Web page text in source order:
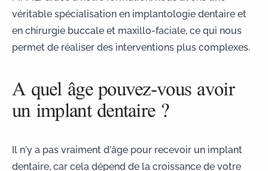
véritable spécialisation en implantologie dentaire et
en chirurgie buccale et maxillo-faciale, ce qui nous
permet de réaliser des interventions plus complexes.
A quel âge pouvez-vous avoir
un implant dentaire ?
Il n’y a pas vraiment d’âge pour recevoir un implant
dentaire, car cela dépend de la croissance de votre